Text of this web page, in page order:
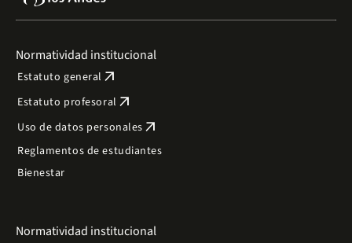
Normatividad institucional
Estatuto general arrow_outward
Estatuto profesoral arrow_outward
Uso de datos personales arrow_outward
Reglamentos de estudiantes
Bienestar
Normatividad institucional